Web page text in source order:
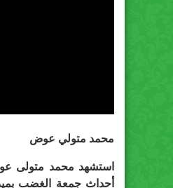
محمد متولي عوض
أحداث جمعة الغضب